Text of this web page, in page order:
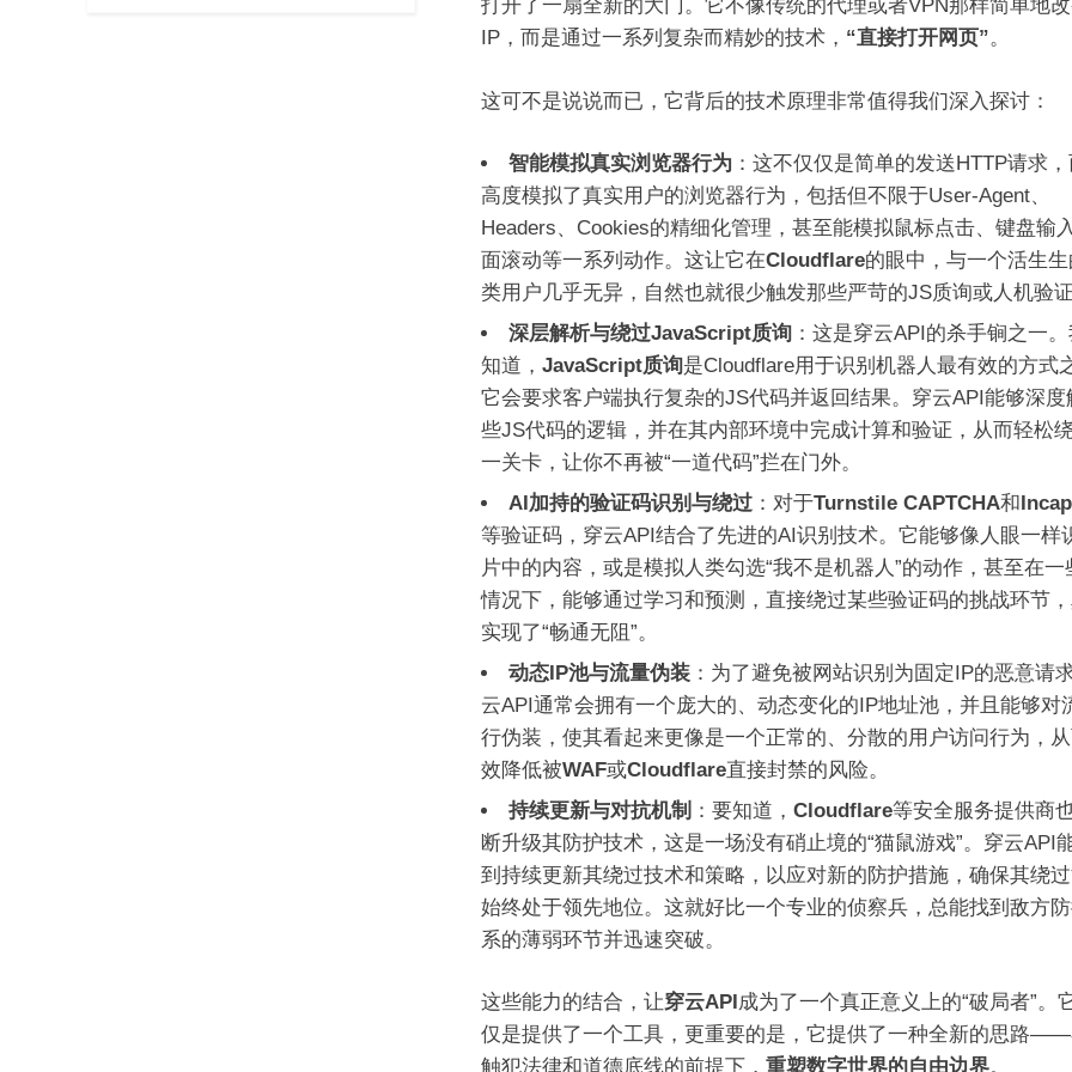
打开了一扇全新的大门。它不像传统的代理或者VPN那样简单地
IP，而是通过一系列复杂而精妙的技术， “直接打开网页”。
这可不是说说而已，它背后的技术原理非常值得我们深入探讨：
智能模拟真实浏览器行为 ：这不仅仅是简单的发送HTTP请求
高度模拟了真实用户的浏览器行为，包括但不限于User-Agent、
Headers、Cookies的精细化管理，甚至能模拟鼠标点击、键盘输
面滚动等一系列动作。这让它在Cloudflare的眼中，与一个活生
类用户几乎无异，自然也就很少触发那些严苛的JS质询或人机验
深层解析与绕过JavaScript质询 ：这是穿云API的杀手锏之一
知道， JavaScript质询是Cloudflare用于识别机器人最有效的方式
它会要求客户端执行复杂的JS代码并返回结果。穿云API能够深度
些JS代码的逻辑，并在其内部环境中完成计算和验证，从而轻松
一关卡，让你不再被“一道代码”拦在门外。
AI加持的验证码识别与绕过 ：对于Turnstile CAPTCHA和
等验证码，穿云API结合了先进的AI识别技术。它能够像人眼一样
片中的内容，或是模拟人类勾选“我不是机器人”的动作，甚至在一
情况下，能够通过学习和预测，直接绕过某些验证码的挑战环节
实现了“畅通无阻”。
动态IP池与流量伪装 ：为了避免被网站识别为固定IP的恶意请
云API通常会拥有一个庞大的、动态变化的IP地址池，并且能够对
行伪装，使其看起来更像是一个正常的、分散的用户访问行为，
效降低被WAF或Cloudflare直接封禁的风险。
持续更新与对抗机制 ：要知道， Cloudflare等安全服务提供商
断升级其防护技术，这是一场没有硝止境的“猫鼠游戏”。穿云API
到持续更新其绕过技术和策略，以应对新的防护措施，确保其绕
始终处于领先地位。这就好比一个专业的侦察兵，总能找到敌方
系的薄弱环节并迅速突破。
这些能力的结合，让穿云API成为了一个真正意义上的“破局者”。
仅是提供了一个工具，更重要的是，它提供了一种全新的思路
触犯法律和道德底线的前提下， 重塑数字世界的自由边界。